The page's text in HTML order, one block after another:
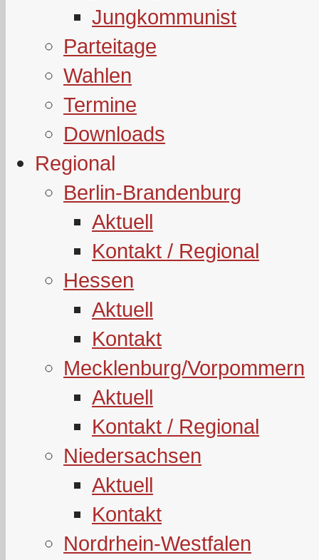
Jungkommunist
Parteitage
Wahlen
Termine
Downloads
Regional
Berlin-Brandenburg
Aktuell
Kontakt / Regional
Hessen
Aktuell
Kontakt
Mecklenburg/Vorpommern
Aktuell
Kontakt / Regional
Niedersachsen
Aktuell
Kontakt
Nordrhein-Westfalen